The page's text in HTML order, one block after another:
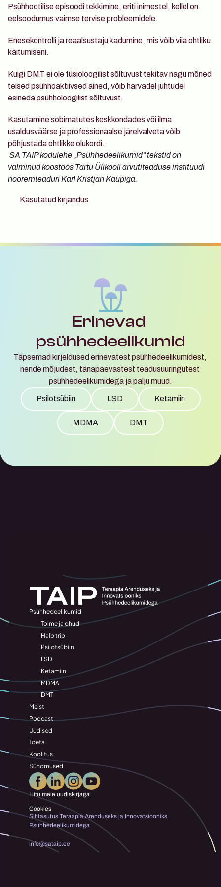
Psühhootilise episoodi tekkimine, eriti inimestel, kellel on
eelsoodumus vaimse tervise probleemidele.
Enesekontrolli ja reaalsustaju kadumine, mis võib viia ohtliku
käitumiseni.
Kuigi DMT ei ole füsioloogilist sõltuvust tekitav nagu mõned
teised psühhoaktiivsed ained, võib harvadel juhtudel
esineda psühholoogilist sõltuvust.
Kasutamine sobimatutes keskkondades või ilma
usaldusväärse ja professionaalse järelvalveta võib
põhjustada ohtlikke olukordi.
valminud koostöös Tartu Ülikooli arvutiteaduse instituudi
nooremteaduri Karl Kristjan Kaupiga.
Kasutatud kirjandus
Erinevad
psühhedeelikumid
Täpsemad kirjeldused erinevatest psühhedeelikumidest,
nende mõjudest, tänapäevastest teadusuuringutest
psühhedeelikumidega ja palju muud.
Psilotsübiin
LSD
Ketamiin
MDMA
DMT
Psühhedeelikumid
Toime ja ohud
Halb trip
Psilotsübiin
LSD
Ketamiin
MDMA
DMT
Meist
Podcast
Uudised
Toeta
Koolitus
Sündmused
Liitu meie uudiskirjaga
Cookies
Sihtasutus Teraapia Arenduseks ja Innovatsiooniks
Psühhedeelikumidega
info@sataip.ee